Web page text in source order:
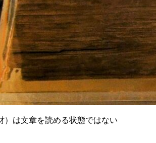
）は文章を読める状態ではない